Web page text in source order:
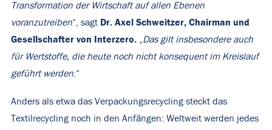
Transformation der Wirtschaft auf allen Ebenen
voranzutreiben“, sagt Dr. Axel Schweitzer, Chairman und
Gesellschafter von Interzero.
Das gilt insbesondere auch
für Wertstoffe, die heute noch nicht konsequent im Kreislauf
geführt werden .“
Anders als etwa das Verpackungsrecycling steckt das
Textilrecycling noch in den Anfängen: Weltweit werden jedes